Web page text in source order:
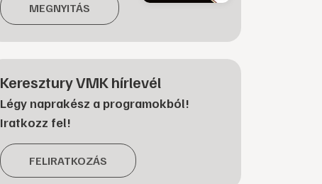
MEGNYITÁS
Keresztury VMK hírlevél
Légy naprakész a programokból!
Iratkozz fel!
FELIRATKOZÁS